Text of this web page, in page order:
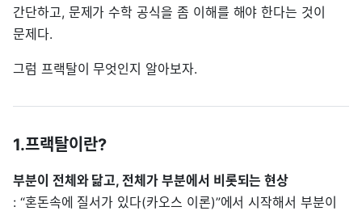
간단하고, 문제가 수학 공식을 좀 이해를 해야 한다는 것이
문제다.
그럼 프랙탈이 무엇인지 알아보자.
1.프랙탈이란?
부분이 전체와 닮고, 전체가 부분에서 비롯되는 현상
: “혼돈속에 질서가 있다(카오스 이론)”에서 시작해서 부분이